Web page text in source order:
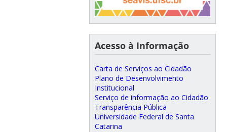
Acesso à Informação
Carta de Serviços ao Cidadão
Plano de Desenvolvimento
Institucional
Serviço de informação ao Cidadão
Transparência Pública
Universidade Federal de Santa
Catarina